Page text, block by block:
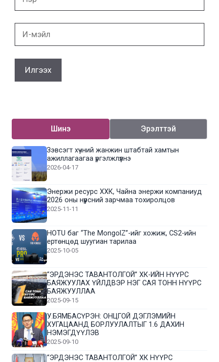
Шинэ Эрэлттэй
Зэвсэгт хүчний жанжин штабтай хамтын
ажиллагаагаа үргэлжлүүлнэ
2026-04-17
Энержи ресурс ХХК, Чайна энержи компаниуд
2026 оны нүүрсний зарчмаа тохиролцов
2025-11-11
HOTU баг “The MongolZ”-ийг хожиж, CS2-ийн
ертөнцөд шуугиан тарилаа
2025-10-05
“ЭРДЭНЭС ТАВАНТОЛГОЙ” ХК-ИЙН НҮҮРС
БАЯЖУУЛАХ ҮЙЛДВЭР НЭГ САЯ ТОНН НҮҮРС
БАЯЖУУЛЛАА
2025-09-15
У.БЯМБАСҮРЭН: ОНЦГОЙ ДЭГЛЭМИЙН
ХУГАЦААНД БОРЛУУЛАЛТЫГ 1.6 ДАХИН
НЭМЭГДҮҮЛЭВ
2025-09-10
“ЭРДЭНЭС ТАВАНТОЛГОЙ” ХК НҮҮРС